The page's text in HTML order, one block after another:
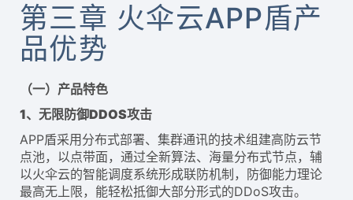
第三章 火伞云APP盾产
品优势
（一）产品特色
1、 无限防御DDOS攻击
APP盾采用分布式部署、集群通讯的技术组建高防云节
点池，以点带面，通过全新算法、海量分布式节点，辅
以火伞云的智能调度系统形成联防机制，防御能力理论
最高无上限，能轻松抵御大部分形式的DDoS攻击。